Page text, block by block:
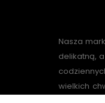
Nasza
delikatną,
wielkich